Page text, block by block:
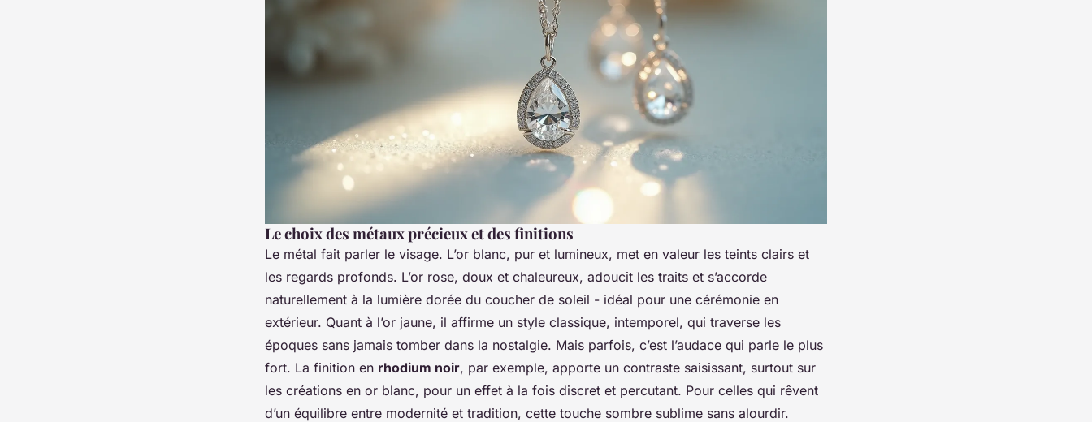
Le choix des métaux précieux et des finitions
Le métal fait parler le visage. L’or blanc, pur et lumineux, met en valeur les teints clairs et
les regards profonds. L’or rose, doux et chaleureux, adoucit les traits et s’accorde
naturellement à la lumière dorée du coucher de soleil - idéal pour une cérémonie en
extérieur. Quant à l’or jaune, il affirme un style classique, intemporel, qui traverse les
époques sans jamais tomber dans la nostalgie. Mais parfois, c’est l’audace qui parle le plus
fort. La finition en rhodium noir, par exemple, apporte un contraste saisissant, surtout sur
les créations en or blanc, pour un effet à la fois discret et percutant. Pour celles qui rêvent
d’un équilibre entre modernité et tradition, cette touche sombre sublime sans alourdir.